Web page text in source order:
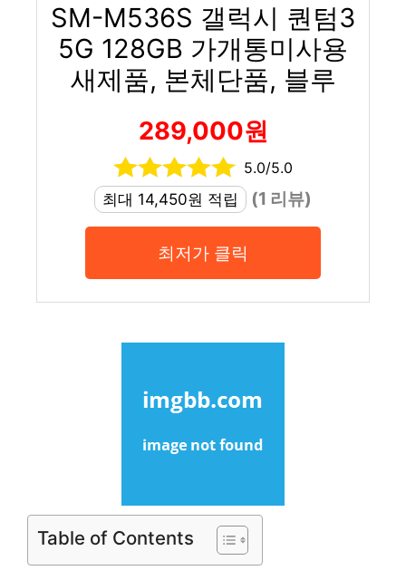
SM-M536S 갤럭시 퀀텀3
5G 128GB 가개통미사용
새제품, 본체단품, 블루
289,000원
5.0/5.0
최대 14,450원 적립
(1 리뷰)
최저가 클릭
Table of Contents